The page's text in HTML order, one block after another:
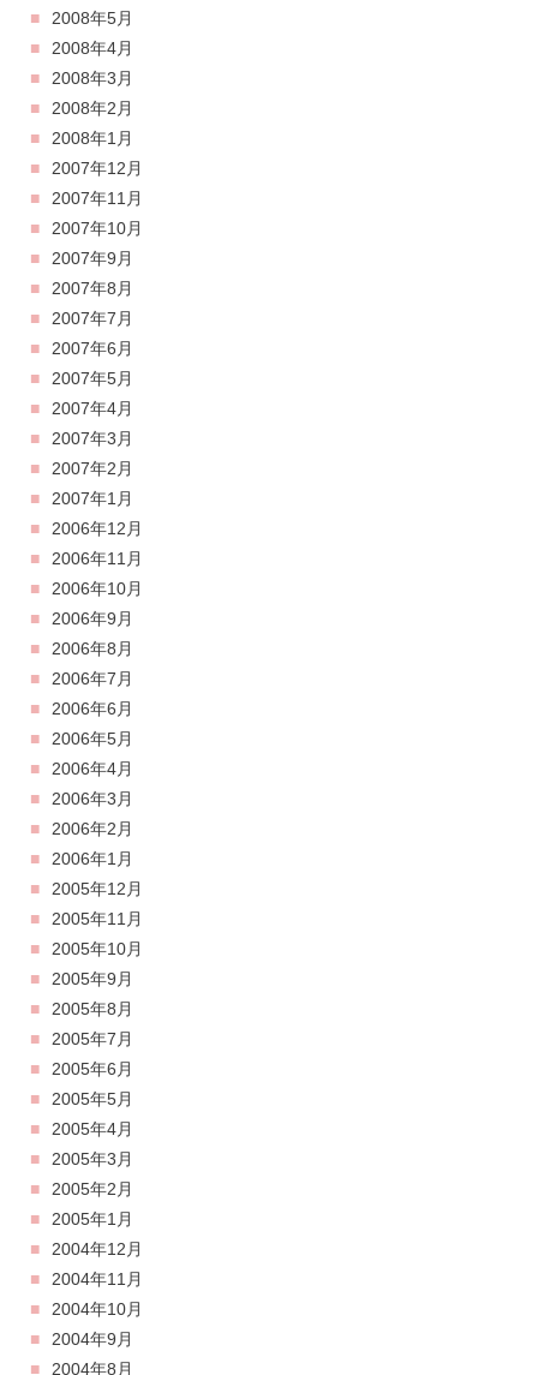
2008年5月
2008年4月
2008年3月
2008年2月
2008年1月
2007年12月
2007年11月
2007年10月
2007年9月
2007年8月
2007年7月
2007年6月
2007年5月
2007年4月
2007年3月
2007年2月
2007年1月
2006年12月
2006年11月
2006年10月
2006年9月
2006年8月
2006年7月
2006年6月
2006年5月
2006年4月
2006年3月
2006年2月
2006年1月
2005年12月
2005年11月
2005年10月
2005年9月
2005年8月
2005年7月
2005年6月
2005年5月
2005年4月
2005年3月
2005年2月
2005年1月
2004年12月
2004年11月
2004年10月
2004年9月
2004年8月